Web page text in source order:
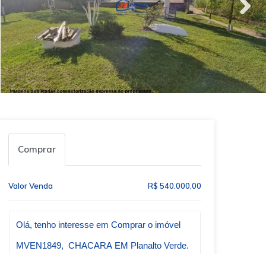
Comprar
Valor Venda R$ 540.000,00